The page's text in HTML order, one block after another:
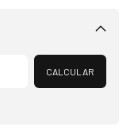
Alterar CEP
CALCULAR